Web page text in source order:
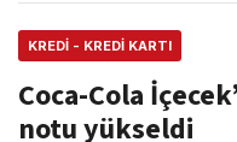
KREDI - KREDI KARTI
Coca-Cola
notu yükseldi